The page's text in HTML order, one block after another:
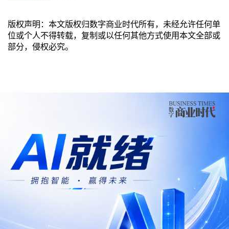
版权声明：本文版权归数字商业时代所有，未经允许任何单
位或个人不得转载，复制或以任何其他方式使用本文全部或
部分，侵权必究。